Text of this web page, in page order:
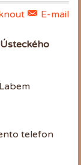
E-mail
telefon